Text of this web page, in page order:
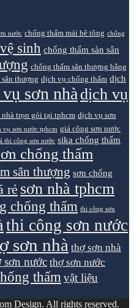
nước chống thấm mái bê tông chống
sinh chống thấm sàn sân
chống thấm sân thượng bằng
thượng dịch vụ chống thấm dịch
sơn nhà dịch vụ
trọn gói tại tphcm dịch vụ sơn
vụ sơn nước tphcm giá công sơn nước
thi công sơn nước sika chống thấm
chống thấm
sân thượng sơn chống
rẻ sơn nhà tphcm
chống thấm thi công sơn
thi công sơn nước
sơn nhà thợ sơn nhà
sơn nước thợ sơn nước
thấm vật liệu
Design. All rights reserved.